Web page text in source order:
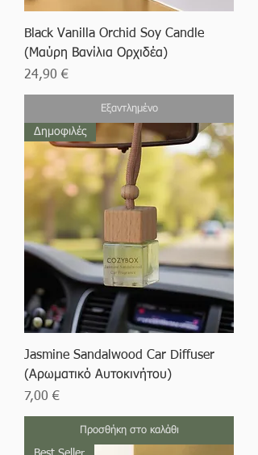
Black Vanilla Orchid Soy Candle
(Μαύρη Βανίλια Ορχιδέα)
Τιμή
24,90 €
Εξαντλημένο
Δημοφιλές
Jasmine Sandalwood Car Diffuser
(Αρωματικό Αυτοκινήτου)
Τιμή
7,00 €
Προσθήκη στο καλάθι